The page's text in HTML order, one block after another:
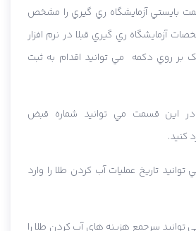
بايستي آزمايشگاه ري گيري را مشخص
آزمايشگاه ري گيري قبلا در نرم افزار
بر روي دکمه مي توانيد اقدام به ثبت
در اين قسمت مي توانيد شماره قبض
کنيد.
تاريخ عمليات آب کردن طلا را وارد
سرجمع هزينه هاي آب کردن طلا را